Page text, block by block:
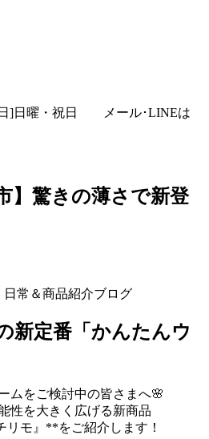
]日曜・祝日
メール･LINEは
】驚きの薄さで新登
常＆商品紹介ブログ
新定番「かんたんウ
ムをご検討中の皆さまへ🌸
性を大きく広げる新商品
モ』**をご紹介します！